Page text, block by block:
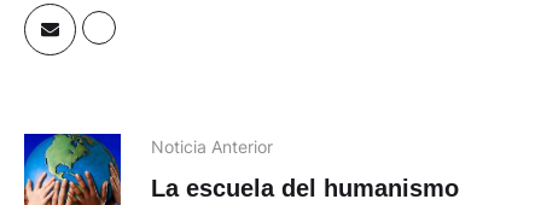
Noticia Anterior
La escuela del humanismo